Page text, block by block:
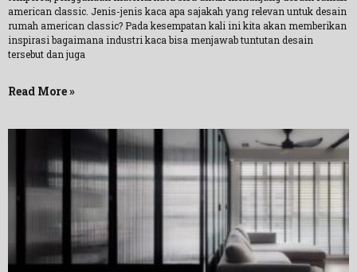
american classic. Jenis-jenis kaca apa sajakah yang relevan untuk desain
rumah american classic? Pada kesempatan kali ini kita akan memberikan
inspirasi bagaimana industri kaca bisa menjawab tuntutan desain
tersebut dan juga
Read More »